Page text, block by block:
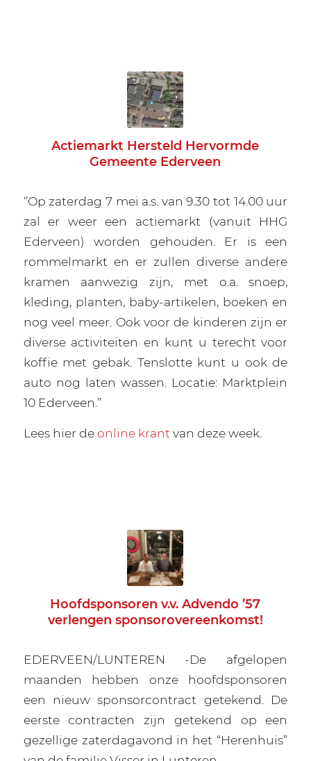
Actiemarkt Hersteld Hervormde
Gemeente Ederveen
‘’Op zaterdag 7 mei a.s. van 9.30 tot 14.00 uur
zal er weer een actiemarkt (vanuit HHG
Ederveen) worden gehouden. Er is een
rommelmarkt en er zullen diverse andere
kramen aanwezig zijn, met o.a. snoep,
kleding, planten, baby-artikelen, boeken en
nog veel meer. Ook voor de kinderen zijn er
diverse activiteiten en kunt u terecht voor
koffie met gebak. Tenslotte kunt u ook de
auto nog laten wassen. Locatie: Marktplein
10 Ederveen.’’
Lees hier deonline krant van deze week.
Hoofdsponsoren v.v. Advendo ’57
verlengen sponsorovereenkomst!
EDERVEEN/LUNTEREN -De afgelopen
maanden hebben onze hoofdsponsoren
een nieuw sponsorcontract getekend. De
eerste contracten zijn getekend op een
gezellige zaterdagavond in het “Herenhuis”